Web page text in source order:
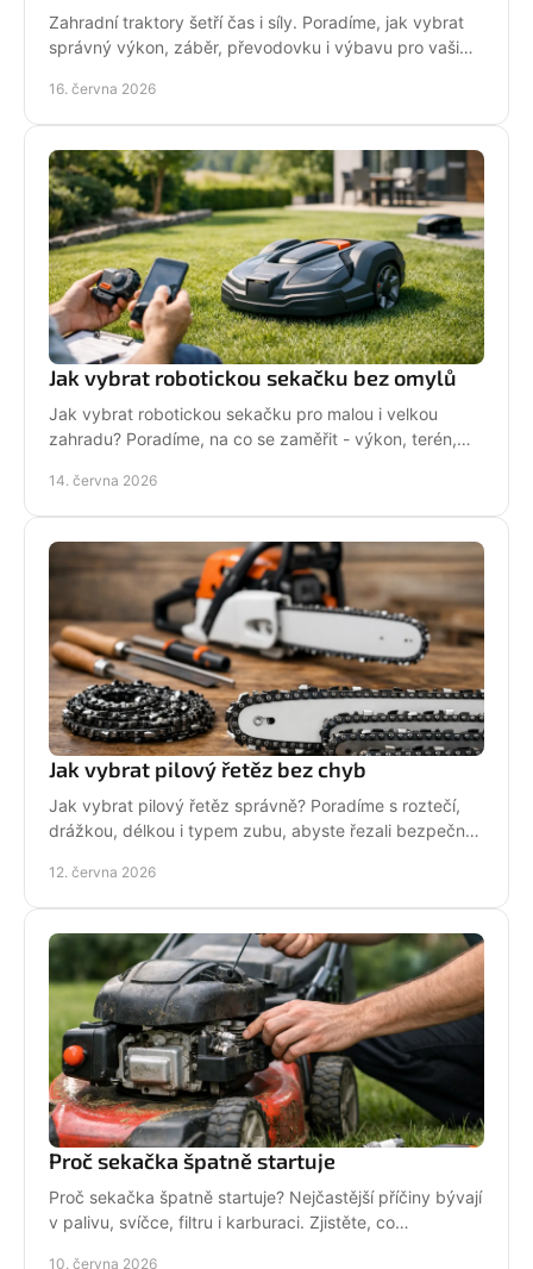
Zahradní traktory šetří čas i síly. Poradíme, jak vybrat
správný výkon, záběr, převodovku i výbavu pro vaši
16. června 2026
Jak vybrat robotickou sekačku bez omylů
Jak vybrat robotickou sekačku pro malou i velkou
zahradu? Poradíme, na co se zaměřit - výkon, terén,
14. června 2026
Jak vybrat pilový řetěz bez chyb
Jak vybrat pilový řetěz správně? Poradíme s roztečí,
drážkou, délkou i typem zubu, abyste řezali bezpečně,
12. června 2026
Proč sekačka špatně startuje
Proč sekačka špatně startuje? Nejčastější příčiny bývají
v palivu, svíčce, filtru i karburaci. Zjistěte, co
10. června 2026